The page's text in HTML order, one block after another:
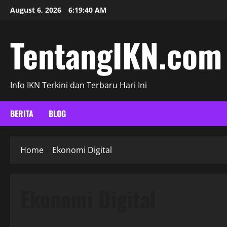
SkipAugust 6, 2026 6:19:41 AM
TentangIKN.com
Info IKN Terkini dan Terbaru Hari Ini
BERITA BLOG
Home Ekonomi Digital